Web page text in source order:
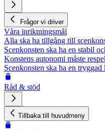
Frågor vi driver
Våra inriktningsmål
Alla ska ha tillgång till
Scenkonsten ska ha en stabil
Konstens autonomi måste
Scenkonsten ska ha en
Råd & stöd
Tillbaka till huvudmeny